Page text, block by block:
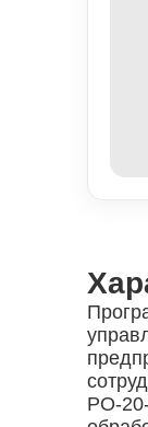
PO-